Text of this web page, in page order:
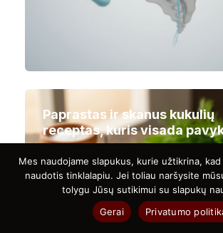
Paprastas ir skanus kukulių
receptas, kuris visada
Mes naudojame slapukus, kurie užtikrina,
naudotis tinklalapiu. Jei toliau naršysite
tolygu Jūsų sutikimui su slapukų
Gerai
Privatumo